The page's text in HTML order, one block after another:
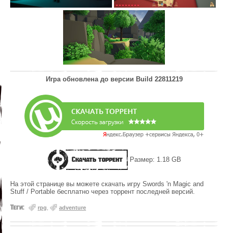
Игра обновлена до версии Build 22811219
Скачать торрент Размер: 1.18 GB
На этой странице вы можете скачать игру Swords 'n Magic and
Stuff / Portable бесплатно через торрент последней версий.
Теги: rpg adventure